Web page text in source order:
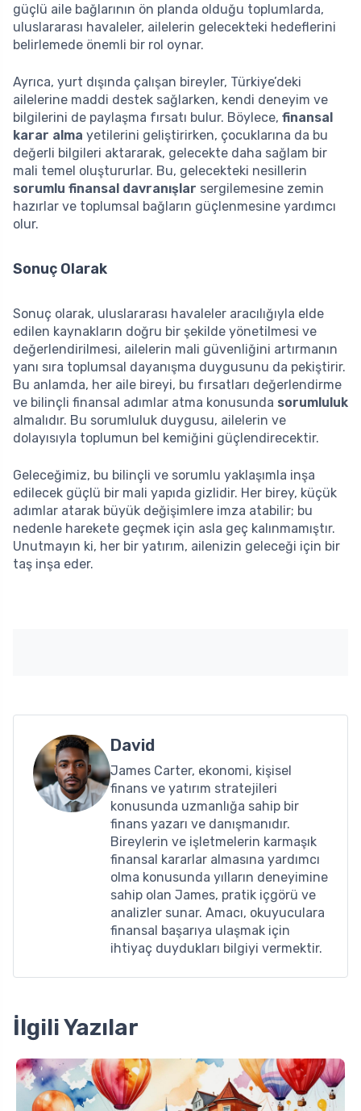
güçlü aile bağlarının ön planda olduğu toplumlarda,
uluslararası havaleler, ailelerin gelecekteki hedeflerini
belirlemede önemli bir rol oynar.
Ayrıca, yurt dışında çalışan bireyler, Türkiye’deki
ailelerine maddi destek sağlarken, kendi deneyim ve
bilgilerini de paylaşma fırsatı bulur. Böylece, finansal
karar alma yetilerini geliştirirken, çocuklarına da bu
değerli bilgileri aktararak, gelecekte daha sağlam bir
mali temel oluştururlar. Bu, gelecekteki nesillerin
sorumlu finansal davranışlar sergilemesine zemin
hazırlar ve toplumsal bağların güçlenmesine yardımcı
olur.
Sonuç Olarak
Sonuç olarak, uluslararası havaleler aracılığıyla elde
edilen kaynakların doğru bir şekilde yönetilmesi ve
değerlendirilmesi, ailelerin mali güvenliğini artırmanın
yanı sıra toplumsal dayanışma duygusunu da pekiştirir.
Bu anlamda, her aile bireyi, bu fırsatları değerlendirme
ve bilinçli finansal adımlar atma konusunda sorumluluk
almalıdır. Bu sorumluluk duygusu, ailelerin ve
dolayısıyla toplumun bel kemiğini güçlendirecektir.
Geleceğimiz, bu bilinçli ve sorumlu yaklaşımla inşa
edilecek güçlü bir mali yapıda gizlidir. Her birey, küçük
adımlar atarak büyük değişimlere imza atabilir; bu
nedenle harekete geçmek için asla geç kalınmamıştır.
Unutmayın ki, her bir yatırım, ailenizin geleceği için bir
taş inşa eder.
David
James Carter, ekonomi, kişisel
finans ve yatırım stratejileri
konusunda uzmanlığa sahip bir
finans yazarı ve danışmanıdır.
Bireylerin ve işletmelerin karmaşık
finansal kararlar almasına yardımcı
olma konusunda yılların deneyimine
sahip olan James, pratik içgörü ve
analizler sunar. Amacı, okuyuculara
finansal başarıya ulaşmak için
ihtiyaç duydukları bilgiyi vermektir.
İlgili Yazılar